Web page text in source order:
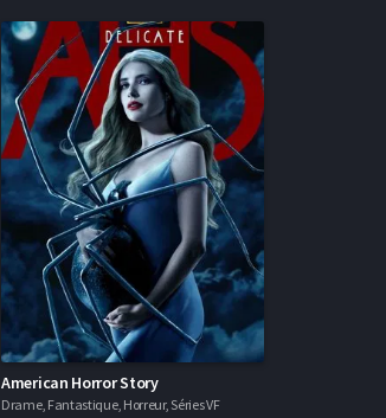
American Horror Story
Drame, Fantastique, Horreur, Séries VF